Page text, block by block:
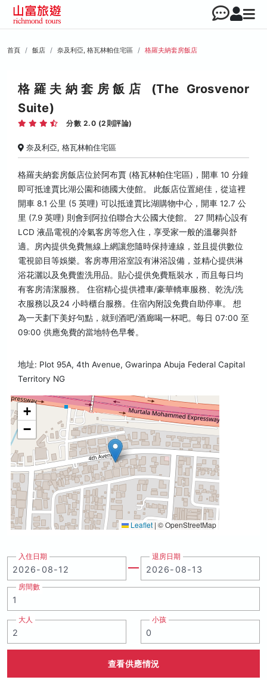
首頁 飯店 奈及利亞, 格瓦林帕住宅區 格羅夫納套房飯店
格羅夫納套房飯店 (The Grosvenor
Suite)
分數 2.0 (2則評論)
奈及利亞, 格瓦林帕住宅區
格羅夫納套房飯店位於阿布賈 (格瓦林帕住宅區)，開車 10 分鐘
即可抵達賈比湖公園和德國大使館。 此飯店位置絕佳，從這裡
開車 8.1 公里 (5 英哩) 可以抵達賈比湖購物中心，開車 12.7 公
里 (7.9 英哩) 則會到阿拉伯聯合大公國大使館。 27 間精心設有
LCD 液晶電視的冷氣客房等您入住，享受家一般的溫馨與舒
適。房內提供免費無線上網讓您隨時保持連線，並且提供數位
電視節目等娛樂。客房專用浴室設有淋浴設備，並精心提供淋
浴花灑以及免費盥洗用品。貼心提供免費瓶裝水，而且每日均
有客房清潔服務。 住宿精心提供禮車/豪華轎車服務、乾洗/洗
衣服務以及24 小時櫃台服務。住宿內附設免費自助停車。 想
為一天劃下美好句點，就到酒吧/酒廊喝一杯吧。每日 07:00 至
09:00 供應免費的當地特色早餐。
地址: Plot 95A, 4th Avenue, Gwarinpa Abuja Federal Capital
Territory NG
+
−
Leaflet | © OpenStreetMap
入住日期 退房日期
房間數
大人 小孩
查看供應情況